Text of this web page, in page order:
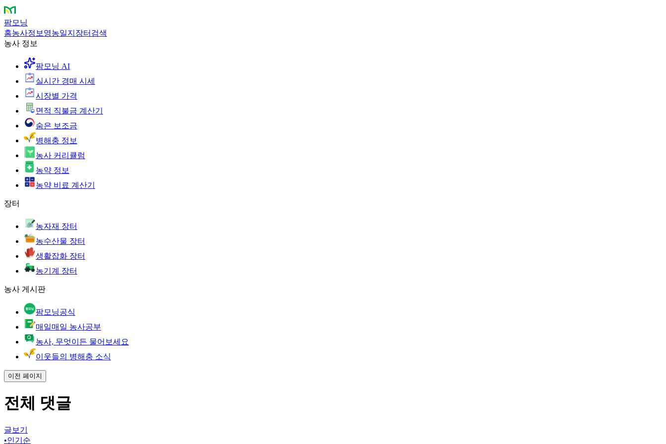
팜모닝
홈농사정보 영농일지 장터 검색
농사 정보
팜모닝 AI
실시간 경매 시세
시장별 가격
면적 직불금 계산기
숨은 보조금
병해충 정보
농사 커리큘럼
농약 정보
농약 비료 계산기
장터
농자재 장터
농수산물 장터
생활잡화 장터
농기계 장터
농사 게시판
팜모닝공식
매일매일 농사공부
농사, 무엇이든 물어보세요
이웃들의 병해충 소식
이전 페이지
전체 댓글
글보기
•인기순